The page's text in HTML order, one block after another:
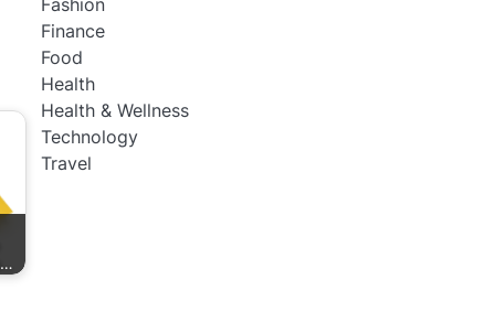
Fashion
Finance
Food
Health
Health & Wellness
Technology
Travel